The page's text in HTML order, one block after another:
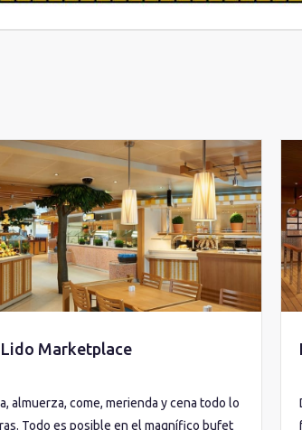
Marketplace
almuerza, come, merienda y cena todo lo
Todo es posible en el magnífico bufet